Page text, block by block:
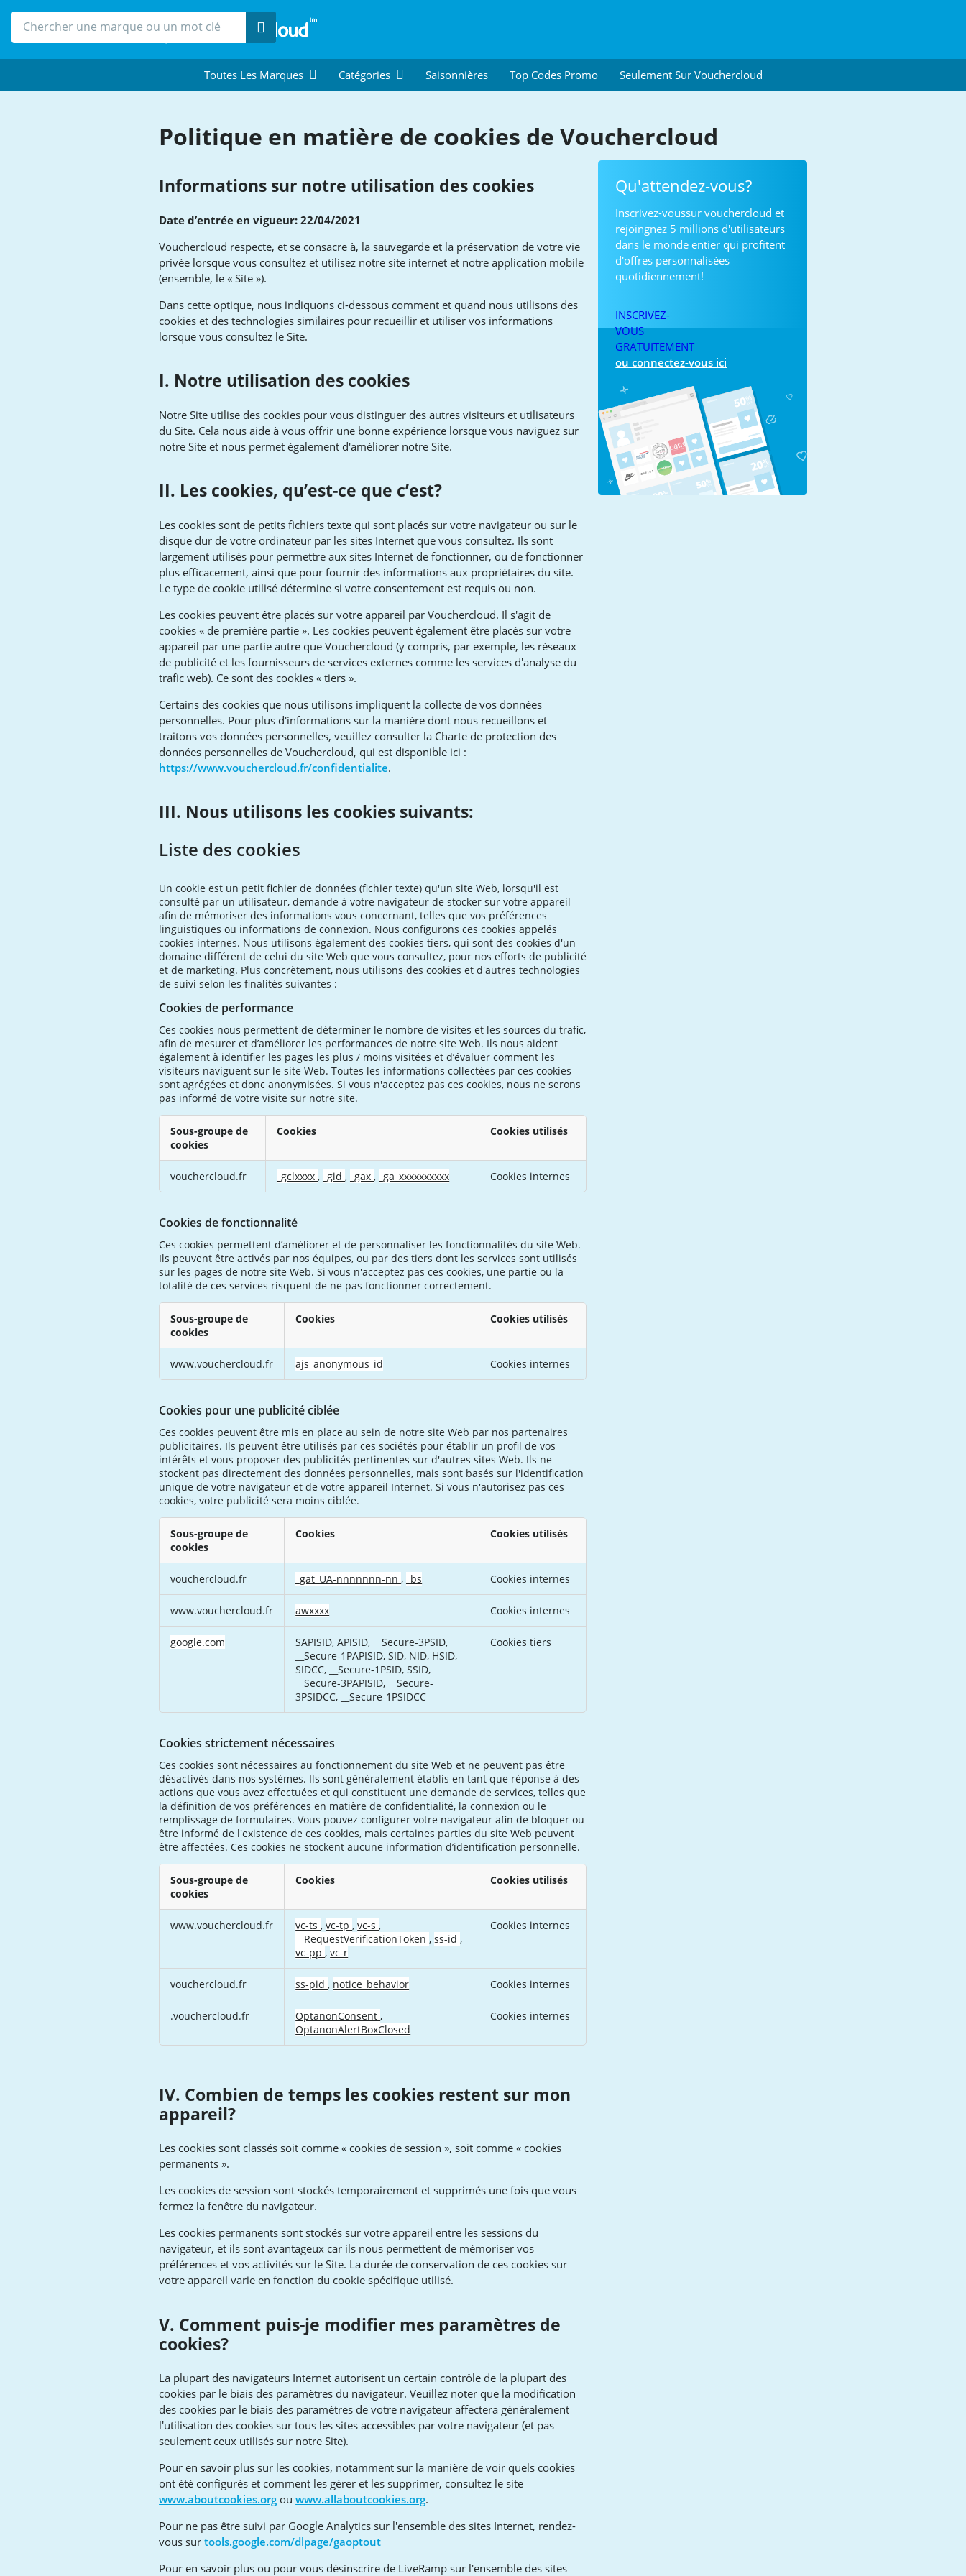
Recherche
Toutes Les Marques Catégories Saisonnières Top Codes Promo Seulement Sur Vouchercloud
Politique en matière de cookies de Vouchercloud
Informations sur notre utilisation des cookies
Date d’entrée en vigueur: 22/04/2021
Vouchercloud respecte, et se consacre à, la sauvegarde et la préservation de votre vie
privée lorsque vous consultez et utilisez notre site internet et notre application mobile
(ensemble, le « Site »).
Dans cette optique, nous indiquons ci-dessous comment et quand nous utilisons des
cookies et des technologies similaires pour recueillir et utiliser vos informations
lorsque vous consultez le Site.
I. Notre utilisation des cookies
Notre Site utilise des cookies pour vous distinguer des autres visiteurs et utilisateurs
du Site. Cela nous aide à vous offrir une bonne expérience lorsque vous naviguez sur
notre Site et nous permet également d'améliorer notre Site.
II. Les cookies, qu’est-ce que c’est?
Les cookies sont de petits fichiers texte qui sont placés sur votre navigateur ou sur le
disque dur de votre ordinateur par les sites Internet que vous consultez. Ils sont
largement utilisés pour permettre aux sites Internet de fonctionner, ou de fonctionner
plus efficacement, ainsi que pour fournir des informations aux propriétaires du site.
Le type de cookie utilisé détermine si votre consentement est requis ou non.
Les cookies peuvent être placés sur votre appareil par Vouchercloud. Il s'agit de
cookies « de première partie ». Les cookies peuvent également être placés sur votre
appareil par une partie autre que Vouchercloud (y compris, par exemple, les réseaux
de publicité et les fournisseurs de services externes comme les services d'analyse du
trafic web). Ce sont des cookies « tiers ».
Certains des cookies que nous utilisons impliquent la collecte de vos données
personnelles. Pour plus d'informations sur la manière dont nous recueillons et
traitons vos données personnelles, veuillez consulter la Charte de protection des
données personnelles de Vouchercloud, qui est disponible ici :
https://www.vouchercloud.fr/confidentialite.
III. Nous utilisons les cookies suivants:
Liste des cookies
Un cookie est un petit fichier de données (fichier texte) qu'un site Web, lorsqu'il est
consulté par un utilisateur, demande à votre navigateur de stocker sur votre appareil
afin de mémoriser des informations vous concernant, telles que vos préférences
linguistiques ou informations de connexion. Nous configurons ces cookies appelés
cookies internes. Nous utilisons également des cookies tiers, qui sont des cookies d'un
domaine différent de celui du site Web que vous consultez, pour nos efforts de publicité
et de marketing. Plus concrètement, nous utilisons des cookies et d'autres technologies
de suivi selon les finalités suivantes :
Cookies de performance
Ces cookies nous permettent de déterminer le nombre de visites et les sources du trafic,
afin de mesurer et d’améliorer les performances de notre site Web. Ils nous aident
également à identifier les pages les plus / moins visitées et d’évaluer comment les
visiteurs naviguent sur le site Web. Toutes les informations collectées par ces cookies
sont agrégées et donc anonymisées. Si vous n'acceptez pas ces cookies, nous ne serons
pas informé de votre visite sur notre site.
de
Sous-groupe de
cookies
Cookies Cookies utilisés
vouchercloud.fr _gclxxxx, _gid, _gax, _ga_xxxxxxxxxx Cookies internes
Cookies de fonctionnalité
Ces cookies permettent d’améliorer et de personnaliser les fonctionnalités du site Web.
Ils peuvent être activés par nos équipes, ou par des tiers dont les services sont utilisés
sur les pages de notre site Web. Si vous n'acceptez pas ces cookies, une partie ou la
totalité de ces services risquent de ne pas fonctionner correctement.
de
Sous-groupe de
cookies
Cookies Cookies utilisés
www.vouchercloud.fr ajs_anonymous_id Cookies internes
Cookies pour une publicité ciblée
Ces cookies peuvent être mis en place au sein de notre site Web par nos partenaires
publicitaires. Ils peuvent être utilisés par ces sociétés pour établir un profil de vos
intérêts et vous proposer des publicités pertinentes sur d'autres sites Web. Ils ne
stockent pas directement des données personnelles, mais sont basés sur l'identification
unique de votre navigateur et de votre appareil Internet. Si vous n'autorisez pas ces
cookies, votre publicité sera moins ciblée.
pour
publicité
ciblée
Sous-groupe de
cookies
Cookies Cookies utilisés
vouchercloud.fr _gat_UA-nnnnnnn-nn, _bs Cookies internes
www.vouchercloud.fr awxxxx Cookies internes
google.com
SAPISID, APISID, __Secure-3PSID,
__Secure-1PAPISID, SID, NID, HSID,
SIDCC, __Secure-1PSID, SSID,
__Secure-3PAPISID, __Secure-
3PSIDCC, __Secure-1PSIDCC
Cookies tiers
Cookies strictement nécessaires
Ces cookies sont nécessaires au fonctionnement du site Web et ne peuvent pas être
désactivés dans nos systèmes. Ils sont généralement établis en tant que réponse à des
actions que vous avez effectuées et qui constituent une demande de services, telles que
la définition de vos préférences en matière de confidentialité, la connexion ou le
remplissage de formulaires. Vous pouvez configurer votre navigateur afin de bloquer ou
être informé de l'existence de ces cookies, mais certaines parties du site Web peuvent
être affectées. Ces cookies ne stockent aucune information d’identification personnelle.
strictement
Sous-groupe de
cookies
Cookies Cookies utilisés
www.vouchercloud.fr vc-ts,vc-tp,vc-s,
__RequestVerificationToken,ss-id,
vc-pp,vc-r
Cookies internes
vouchercloud.fr ss-pid, notice_behavior Cookies internes
.vouchercloud.fr OptanonConsent,
OptanonAlertBoxClosed
Cookies internes
IV. Combien de temps les cookies restent sur mon
appareil?
Les cookies sont classés soit comme « cookies de session », soit comme « cookies
permanents ».
Les cookies de session sont stockés temporairement et supprimés une fois que vous
fermez la fenêtre du navigateur.
Les cookies permanents sont stockés sur votre appareil entre les sessions du
navigateur, et ils sont avantageux car ils nous permettent de mémoriser vos
préférences et vos activités sur le Site. La durée de conservation de ces cookies sur
votre appareil varie en fonction du cookie spécifique utilisé.
V. Comment puis-je modifier mes paramètres de
cookies?
La plupart des navigateurs Internet autorisent un certain contrôle de la plupart des
cookies par le biais des paramètres du navigateur. Veuillez noter que la modification
des cookies par le biais des paramètres de votre navigateur affectera généralement
l'utilisation des cookies sur tous les sites accessibles par votre navigateur (et pas
seulement ceux utilisés sur notre Site).
Pour en savoir plus sur les cookies, notamment sur la manière de voir quels cookies
ont été configurés et comment les gérer et les supprimer, consultez le site
www.aboutcookies.org ouwww.allaboutcookies.org.
Pour ne pas être suivi par Google Analytics sur l'ensemble des sites Internet, rendez-
vous surtools.google.com/dlpage/gaoptout
Pour en savoir plus ou pour vous désinscrire de LiveRamp sur l'ensemble des sites
Qu'attendez-vous?
Inscrivez-voussur vouchercloud et
rejoingnez 5 millions d'utilisateurs
dans le monde entier qui profitent
d'offres personnalisées
quotidiennement!
INSCRIVEZ-
VOUS
GRATUITEMENT
ou connectez-vous ici